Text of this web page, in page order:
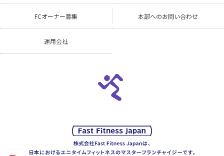
FCオーナー募集 本部へのお問い合わせ
運用会社